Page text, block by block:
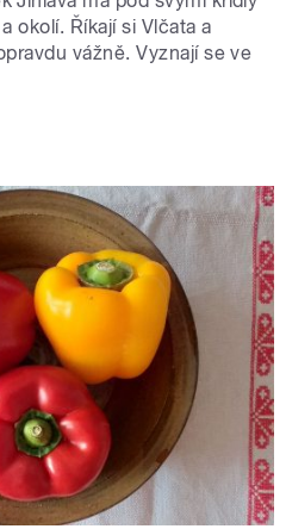
okolí. Říkají si Vlčata a
vážně. Vyznají se ve